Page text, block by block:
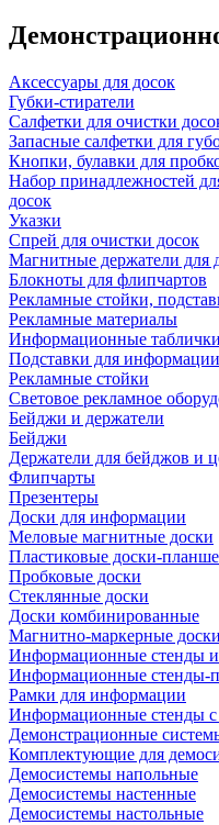
Аксессуары для досок
Губки-стиратели
Салфетки для очистки
Запасные салфетки для
Кнопки, булавки для
Набор принадлежностей
досок
Указки
Спрей для очистки досок
Магнитные держатели для
Блокноты для флипчартов
Рекламные стойки,
Рекламные материалы
Информационные таблички
Подставки для информации
Рекламные стойки
Световое рекламное
Бейджи и держатели
Бейджи
Держатели для бейджов и
Флипчарты
Презентеры
Доски для информации
Меловые магнитные доски
Пластиковые доски-
Пробковые доски
Стеклянные доски
Доски комбинированные
Магнитно-маркерные доски
Информационные стенды
Информационные стенды-
Рамки для информации
Информационные стенды с
Демонстрационные
Комплектующие для
Демосистемы напольные
Демосистемы настенные
Демосистемы настольные